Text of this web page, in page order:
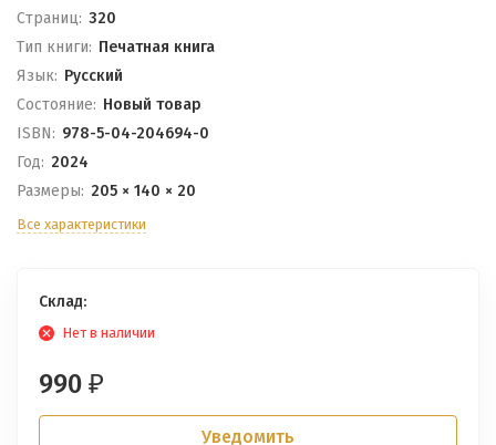
Cтраниц: 320
Тип книги: Печатная книга
Язык: Русский
Состояние: Новый товар
ISBN: 978-5-04-204694-0
Год: 2024
Размеры: 205 × 140 × 20
Все характеристики
Склад:
Нет в наличии
990 ₽
Уведомить